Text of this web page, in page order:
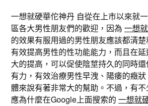
一想就硬華佗神丹 自從在上市以來就
區各大男性朋友們的歡迎，因為一想
的效果有服用過的男性朋友應該都清
有效提高男性的性功能能力，而且在
大的提高，可以促使陰莖持久的同時
有力，有效治療男性早洩、陽痿的癥
體來說有著非常大的幫助。不過，有
應為什麼在Google上面搜索的一想就